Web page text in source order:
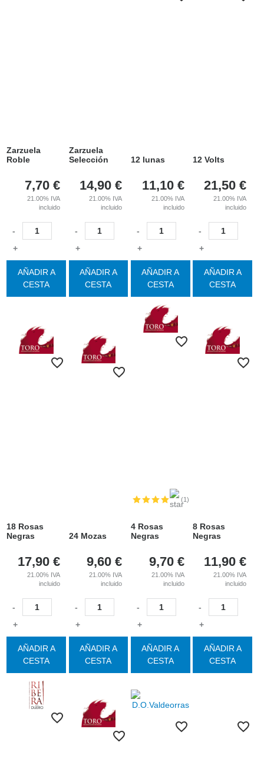
Zarzuela
Roble
7,70 €
21.00% IVA
incluido
-
+
AÑADIR A
CESTA
Zarzuela
Selección
14,90 €
21.00% IVA
incluido
-
+
AÑADIR A
CESTA
12 lunas
11,10 €
21.00% IVA
incluido
-
+
AÑADIR A
CESTA
12 Volts
21,50 €
21.00% IVA
incluido
-
+
AÑADIR A
CESTA
18 Rosas
Negras
17,90 €
21.00% IVA
incluido
-
+
AÑADIR A
CESTA
24 Mozas
9,60 €
21.00% IVA
incluido
-
+
AÑADIR A
CESTA
(1)
4 Rosas
Negras
9,70 €
21.00% IVA
incluido
-
+
AÑADIR A
CESTA
8 Rosas
Negras
11,90 €
21.00% IVA
incluido
-
+
AÑADIR A
CESTA